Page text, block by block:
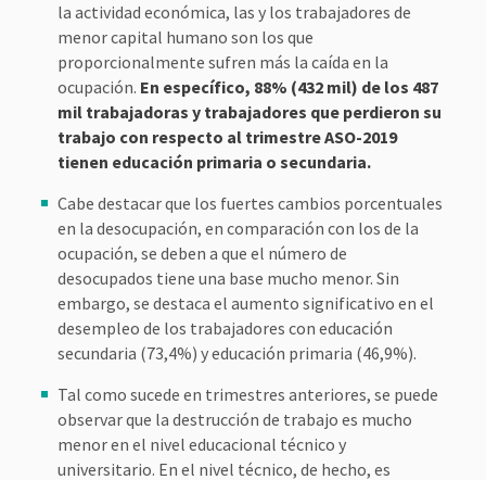
la actividad económica, las y los trabajadores de
menor capital humano son los que
proporcionalmente sufren más la caída en la
ocupación. En específico, 88% (432 mil) de los 487
mil trabajadoras y trabajadores que perdieron su
trabajo con respecto al trimestre ASO-2019
tienen educación primaria o secundaria.
Cabe destacar que los fuertes cambios porcentuales
en la desocupación, en comparación con los de la
ocupación, se deben a que el número de
desocupados tiene una base mucho menor. Sin
embargo, se destaca el aumento significativo en el
desempleo de los trabajadores con educación
secundaria (73,4%) y educación primaria (46,9%).
Tal como sucede en trimestres anteriores, se puede
observar que la destrucción de trabajo es mucho
menor en el nivel educacional técnico y
universitario. En el nivel técnico, de hecho, es